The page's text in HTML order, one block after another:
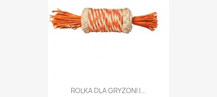
ROLKA DLA GRYZONI I...